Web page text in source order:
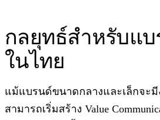
กลยุทธ์สำหรับแบ
ในไทย
แม้แบรนด์ขนาดกลางและเล็กจะ
สามารถเริ่มสร้าง Value